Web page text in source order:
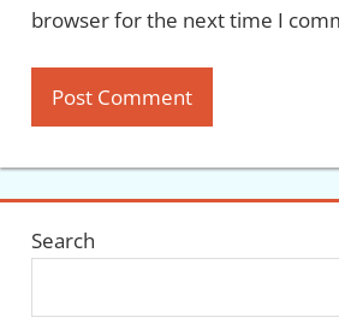
browser for the next time I
Search